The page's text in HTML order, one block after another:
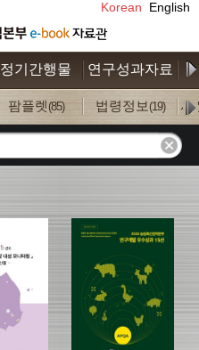
Korean English
정기간행물 연구성과자료
팜플렛 (85) 법령정보(19) 사